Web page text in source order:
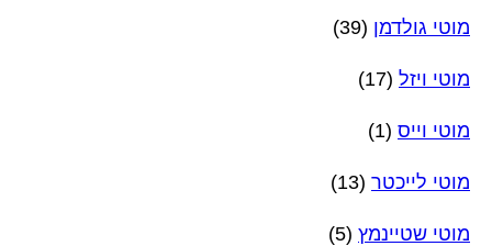
מוטי גולדמן (39)
מוטי ויזל (17)
מוטי וייס (1)
מוטי לייכטר (13)
מוטי שטיינמץ (5)